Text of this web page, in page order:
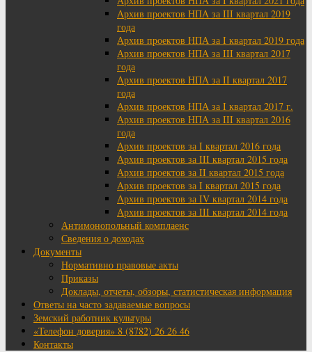
Архив проектов НПА за III квартал 2019
года
Архив проектов НПА за I квартал 2019 года
Архив проектов НПА за III квартал 2017
года
Архив проектов НПА за II квартал 2017
года
Архив проектов НПА за I квартал 2017 г.
Архив проектов НПА за III квартал 2016
года
Архив проектов за I квартал 2016 года
Архив проектов за III квартал 2015 года
Архив проектов за II квартал 2015 года
Архив проектов за I квартал 2015 года
Архив проектов за IV квартал 2014 года
Архив проектов за III квартал 2014 года
Антимонопольный комплаенс
Сведения о доходах
Документы
Нормативно правовые акты
Приказы
Доклады, отчеты, обзоры, статистическая информация
Ответы на часто задаваемые вопросы
Земский работник культуры
«Телефон доверия» 8 (8782) 26 26 46
Контакты